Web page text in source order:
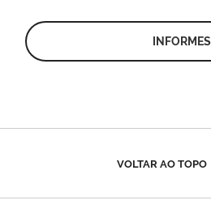
INFORMES
VOLTAR AO TOPO